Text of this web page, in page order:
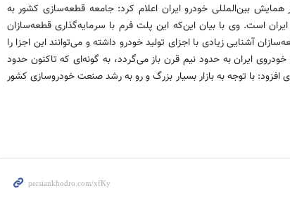
بین‌المللی خودرو ایران اعلام کرد: جامعه قطعه‌سازی کشور به
است. وی با بیان این‌که این پلت فرم با سرمایه‌گذاری قطعه‌سازان
آشنایی زیادی با اجزای تولید خودرو داشته و می‌توانند این اجزا را
ایران به حدود نیم قرن باز می‌گردد، به گونه‌ای که تاکنون حدود
افزود: با توجه به بازار بسیار بزرگ و رو به رشد صنعت خودروسازی کشور